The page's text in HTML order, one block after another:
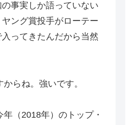
事実しか語っていない
ング賞投手がローテー
ってきたんだから当然
らね。強いです。
（2018年）のトップ・